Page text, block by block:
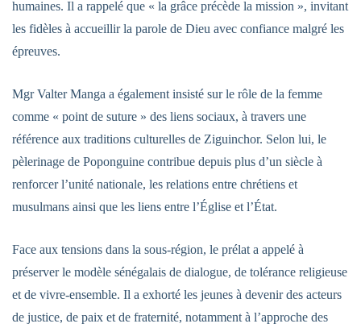
humaines. Il a rappelé que « la grâce précède la mission », invitant
les fidèles à accueillir la parole de Dieu avec confiance malgré les
épreuves.
Mgr Valter Manga a également insisté sur le rôle de la femme
comme « point de suture » des liens sociaux, à travers une
référence aux traditions culturelles de Ziguinchor. Selon lui, le
pèlerinage de Poponguine contribue depuis plus d’un siècle à
renforcer l’unité nationale, les relations entre chrétiens et
musulmans ainsi que les liens entre l’Église et l’État.
Face aux tensions dans la sous-région, le prélat a appelé à
préserver le modèle sénégalais de dialogue, de tolérance religieuse
et de vivre-ensemble. Il a exhorté les jeunes à devenir des acteurs
de justice, de paix et de fraternité, notamment à l’approche des